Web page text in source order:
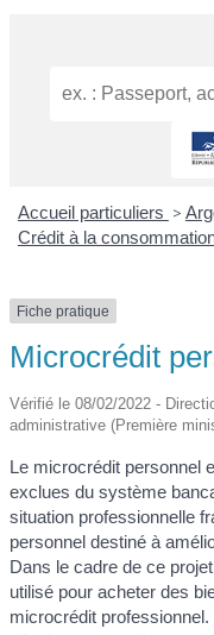
Accueil particuliers >
Crédit à la
Fiche pratique
Microcrédit
Vérifié le 08/02/2022 -
administrative (Première
Le microcrédit personnel
exclues du système
situation professionnelle
personnel destiné à
Dans le cadre de ce
utilisé pour acheter des
microcrédit